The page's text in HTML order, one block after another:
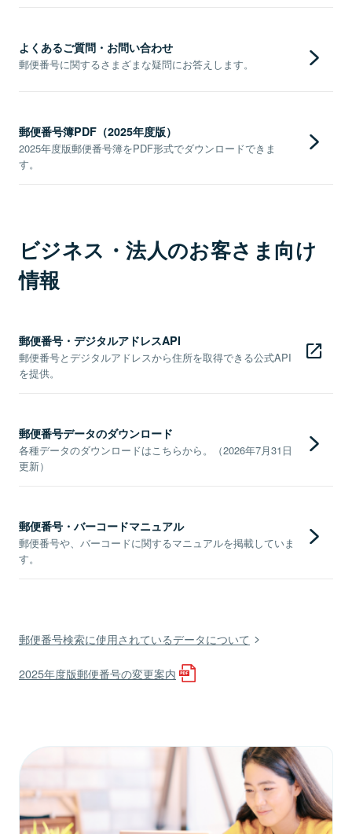
よくあるご質問・お問い合わせ
郵便番号に関するさまざまな疑問にお答えします。
郵便番号簿PDF（2025年度版）
2025年度版郵便番号簿をPDF形式でダウンロードできま
す。
ビジネス・法人のお客さま向け
情報
郵便番号・デジタルアドレスAPI
郵便番号とデジタルアドレスから住所を取得できる公式API
を提供。
郵便番号データのダウンロード
各種データのダウンロードはこちらから。（2026年7月31日
更新）
郵便番号・バーコードマニュアル
郵便番号や、バーコードに関するマニュアルを掲載していま
す。
郵便番号検索に使用されているデータについて
2025年度版郵便番号の変更案内